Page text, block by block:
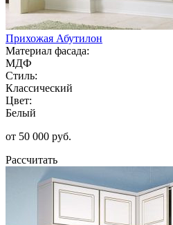
Прихожая Абутилон
Материал фасада:
МДФ
Стиль:
Классический
Цвет:
Белый
от 50 000 руб.
Рассчитать